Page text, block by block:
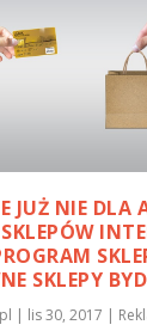
JUŻ NIE DLA
SKLEPY
| lis 30, 2017 |